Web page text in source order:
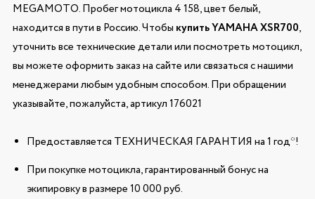
MEGAMOTO. Пробег мотоцикла 4 158, цвет белый,
находится в пути в Россию. Чтобы купить YAMAHA XSR700,
уточнить все технические детали или посмотреть мотоцикл,
вы можете оформить заказ на сайте или связаться с нашими
менеджерами любым удобным способом. При обращении
указывайте, пожалуйста, артикул 176021
Предоставляется ТЕХНИЧЕСКАЯ ГАРАНТИЯ на 1 год*!
При покупке мотоцикла, гарантированный бонус на
экипировку в размере 10 000 руб.